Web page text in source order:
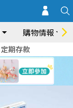
購物情報
定期存款